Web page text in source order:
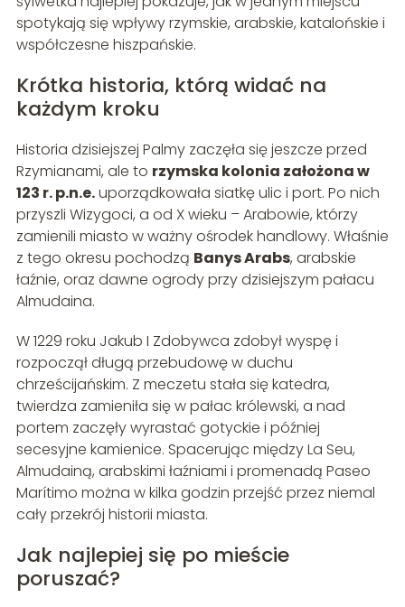
spotykają się wpływy rzymskie, arabskie, katalońskie i
współczesne hiszpańskie.
Krótka historia, którą widać na
każdym kroku
Historia dzisiejszej Palmy zaczęła się jeszcze przed
Rzymianami, ale to rzymska kolonia założona w
123 r. p.n.e.uporządkowała siatkę ulic i port. Po nich
przyszli Wizygoci, a od X wieku – Arabowie, którzy
zamienili miasto w ważny ośrodek handlowy. Właśnie
z tego okresu pochodzą Banys Arabs, arabskie
łaźnie, oraz dawne ogrody przy dzisiejszym pałacu
Almudaina.
W 1229 roku Jakub I Zdobywca zdobył wyspę i
rozpoczął długą przebudowę w duchu
chrześcijańskim. Z meczetu stała się katedra,
twierdza zamieniła się w pałac królewski, a nad
portem zaczęły wyrastać gotyckie i później
secesyjne kamienice. Spacerując między La Seu,
Almudainą, arabskimi łaźniami i promenadą Paseo
Marítimo można w kilka godzin przejść przez niemal
cały przekrój historii miasta.
Jak najlepiej się po mieście
poruszać?